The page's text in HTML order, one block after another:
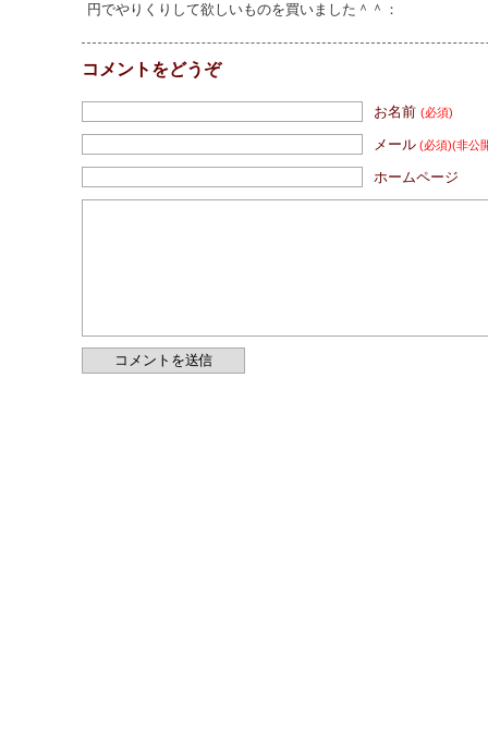
円でやりくりして欲しいものを買いました＾＾：
コメントをどうぞ
お名前 (必須)
メール (必須)(非公
ホームページ